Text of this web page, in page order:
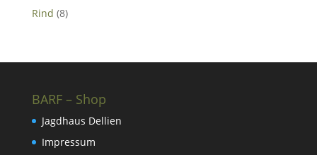
Rind 88
BARF – Shop
Jagdhaus Dellien
Impressum